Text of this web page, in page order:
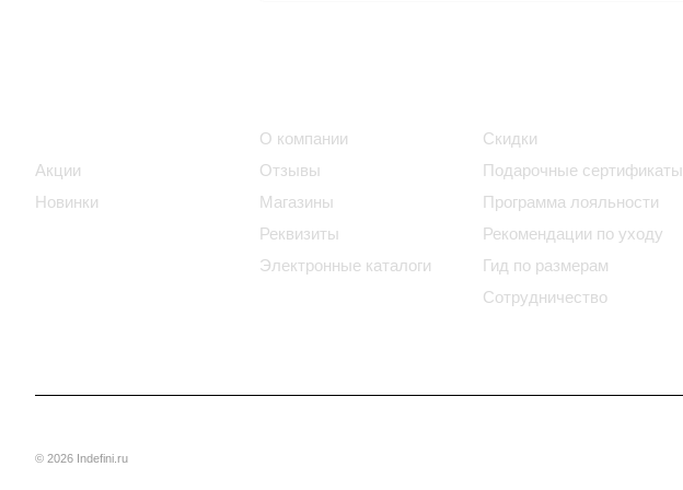
Акции
Новинки
О компании
Отзывы
Магазины
Реквизиты
Электронные каталоги
Скидки
Подарочные сертификаты
Программа лояльности
Рекомендации по уходу
Гид по размерам
Сотрудничество
© 2026 Indefini.ru